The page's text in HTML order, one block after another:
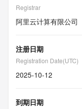
Registrar
阿里云计算有限公司
注册日期
Registration Date(UTC)
2025-10-12
到期日期